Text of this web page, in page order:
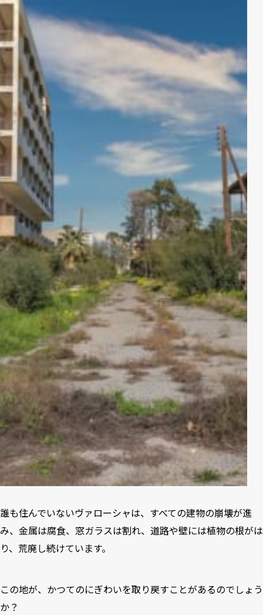
誰も住んでいないヴァローシャは、すべての建物の崩壊が進
み、金属は腐食、窓ガラスは割れ、道路や壁には植物の根がは
り、荒廃し続けています。
この地が、かつてのにぎわいを取り戻すことがあるのでしょう
か？